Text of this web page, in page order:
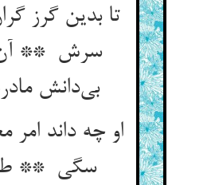
تا بدین گرز
سرش **
بی‌دانش مادرغرش
او چه داند امر
سگی **